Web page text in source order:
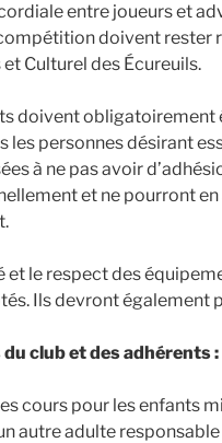
entre joueurs et
doivent rester
Culturel des Écureuils.
doivent
les personnes désirant
à ne pas avoir
et ne pourront
et le respect des
Ils devront également
club et des adhérents :
cours pour les enfants
autre adulte